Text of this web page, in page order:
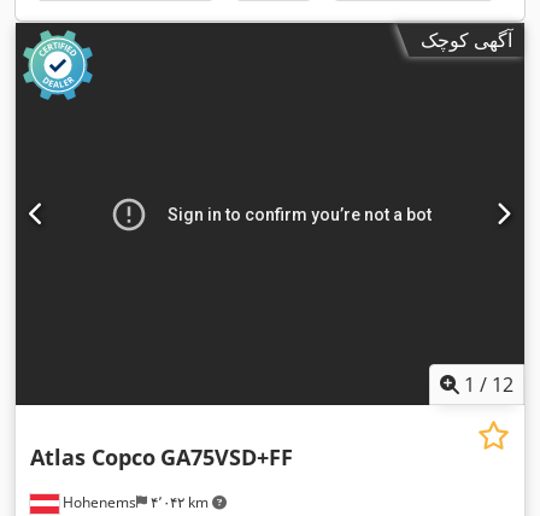
آگهی کوچک
1 / 12
Hohenems ۴٬۰۴۲ km
Atlas Copco GA75VSD+FF